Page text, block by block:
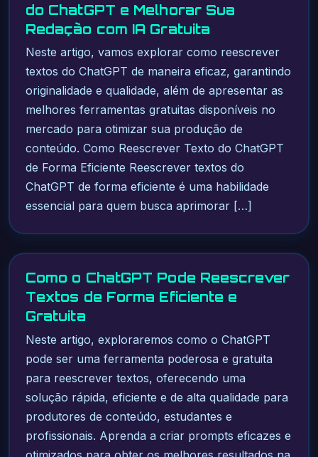
do ChatGPT e Melhorar Sua
Redação com IA Gratuita
Neste artigo, vamos explorar como reescrever
textos do ChatGPT de maneira eficaz, garantindo
originalidade e qualidade, além de apresentar as
melhores ferramentas gratuitas disponíveis no
mercado para otimizar sua produção de
conteúdo. Como Reescrever Texto do ChatGPT
de Forma Eficiente Reescrever textos do
ChatGPT de forma eficiente é uma habilidade
essencial para quem busca aprimorar […]
Como o ChatGPT Pode Reescrever
Textos de Forma Eficiente e
Gratuita
Neste artigo, exploraremos como o ChatGPT
pode ser uma ferramenta poderosa e gratuita
para reescrever textos, oferecendo uma
solução rápida, eficiente e de alta qualidade para
produtores de conteúdo, estudantes e
profissionais. Aprenda a criar prompts eficazes e